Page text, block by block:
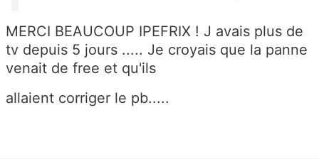
MERCI BEAUCOUP IPEFRIX ! J avais plus de
tv depuis 5 jours ..... Je croyais que la panne
venait de free et qu'ils
allaient corriger le pb.....